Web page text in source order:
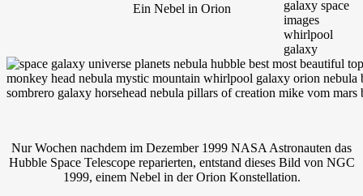
Ein Nebel in Orion
Nur Wochen nachdem im Dezember 1999 NASA Astronauten das
Hubble Space Telescope reparierten, entstand dieses Bild von NGC
1999, einem Nebel in der Orion Konstellation.